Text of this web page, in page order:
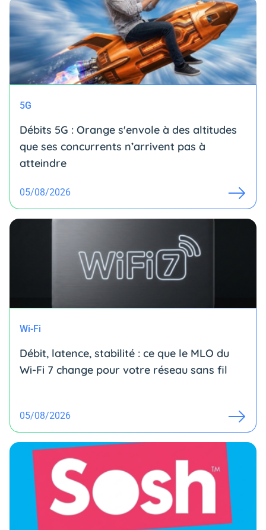
5G
Débits 5G : Orange s'envole à des altitudes
que ses concurrents n’arrivent pas à
atteindre
05/08/2026
Wi-Fi
Débit, latence, stabilité : ce que le MLO du
Wi-Fi 7 change pour votre réseau sans fil
05/08/2026